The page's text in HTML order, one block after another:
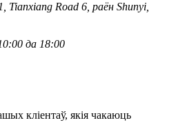
Tianxiang Road 6, раён Shunyi,
да 18:00
кліентаў, якія чакаюць